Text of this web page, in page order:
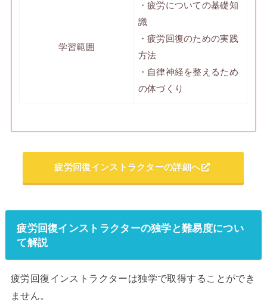
学習範囲
・疲労についての基礎知
識
・疲労回復のための実践
方法
・自律神経を整えるため
の体づくり
疲労回復インストラクターの詳細へ
疲労回復インストラクターの独学と難易度につい
て解説
疲労回復インストラクターは独学で取得することができ
ません。